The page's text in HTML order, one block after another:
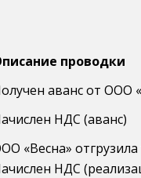
проводки
аванс от ООО
НДС (аванс)
«Весна»
НДС